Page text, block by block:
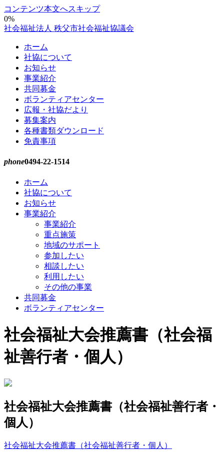
コンテンツ本文へスキップ
0%
社会福祉法人 秩父市社会福祉協議会
ホーム
社協について
お知らせ
事業紹介
共同募金
ボランティアセンター
広報・社協だより
募集案内
各種書類ダウンロード
免責事項
phone0494-22-1514
ホーム
社協について
お知らせ
事業紹介
事業紹介
重点施策
地域のサポート
参加したい
相談したい
利用したい
その他の事業
共同募金
ボランティアセンター
社会福祉大会推薦書（社会福
祉善行者・個人）
社会福祉大会推薦書（社会福祉善行者・
個人）
社会福祉大会推薦書（社会福祉善行者・個人）